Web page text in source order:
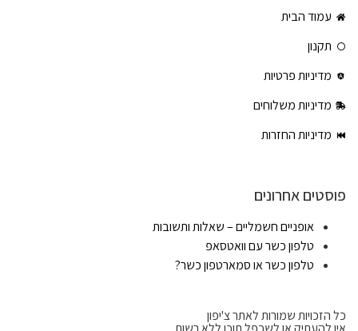
עמוד הבית
תקנון
מדיניות פרטיות
מדיניות משלוחים
מדיניות החזרות
פוסטים אחרונים
אופניים חשמליים – שאלות ותשובות
טלפון כשר עם וואטסאפ
טלפון כשר או סמארטפון כשר?
כל הזכויות שמורות לאתר צ'יפון